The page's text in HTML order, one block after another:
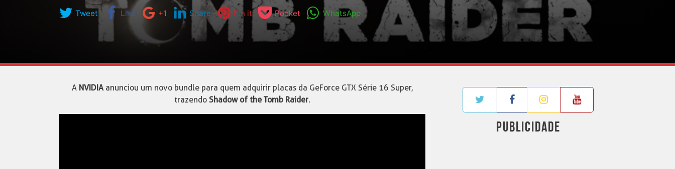
Tweet Like +1 Share Pin it Pocket WhatsApp
A NVIDIAanunciou um novo bundle para quem adquirir placas da GeForce GTX Série 16 Super,
trazendo Shadow of the Tomb Raider.
PUBLICIDADE